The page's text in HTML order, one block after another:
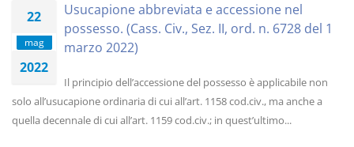
22
mag
2022
Usucapione abbreviata e accessione nel
possesso. (Cass. Civ., Sez. II, ord. n. 6728 del 1
marzo 2022)
Il principio dell’accessione del possesso è applicabile non
solo all’usucapione ordinaria di cui all’art. 1158 cod.civ., ma anche a
quella decennale di cui all’art. 1159 cod.civ.; in quest’ultimo...